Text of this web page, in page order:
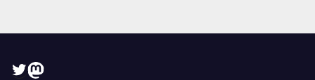
Twitter
Mastodon